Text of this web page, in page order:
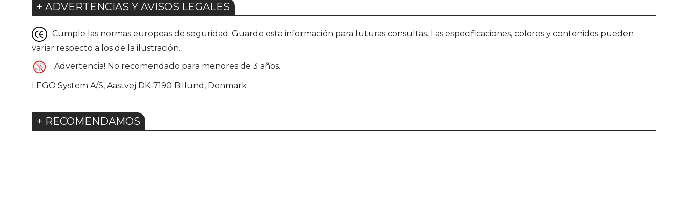
+ ADVERTENCIAS Y AVISOS LEGALES
Cumple las normas europeas de seguridad. Guarde esta información para futuras consultas. Las especificaciones, colores y contenidos pueden
variar respecto a los de la ilustración.
Advertencia! No recomendado para menores de 3 años.
LEGO System A/S, Aastvej DK-7190 Billund, Denmark
+ RECOMENDAMOS